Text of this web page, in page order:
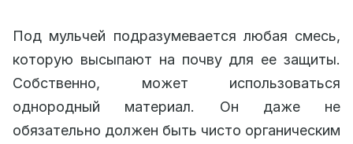
Под мульчей подразумевается любая смесь,
которую высыпают на почву для ее защиты.
Собственно, может использоваться
однородный материал. Он даже не
обязательно должен быть чисто органическим